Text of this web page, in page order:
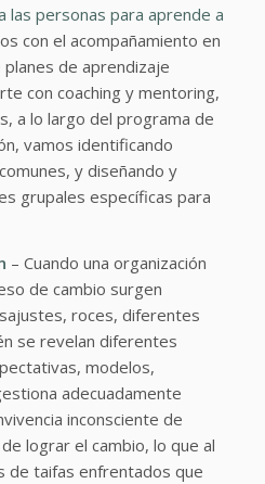
las personas para aprende a
con el acompañamiento en
de aprendizaje
con coaching y mentoring,
a lo largo del programa de
vamos identificando
y diseñando y
grupales específicas para
– Cuando una organización
de cambio surgen
roces, diferentes
se revelan diferentes
modelos,
adecuadamente
inconsciente de
lograr el cambio, lo que al
de taifas enfrentados que